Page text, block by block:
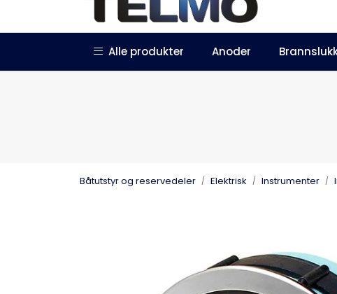
Trustpilot | Forhandlersøknad |
Alle produkter Anoder
Båtutstyr og reservedeler Elektrisk Instrumenter